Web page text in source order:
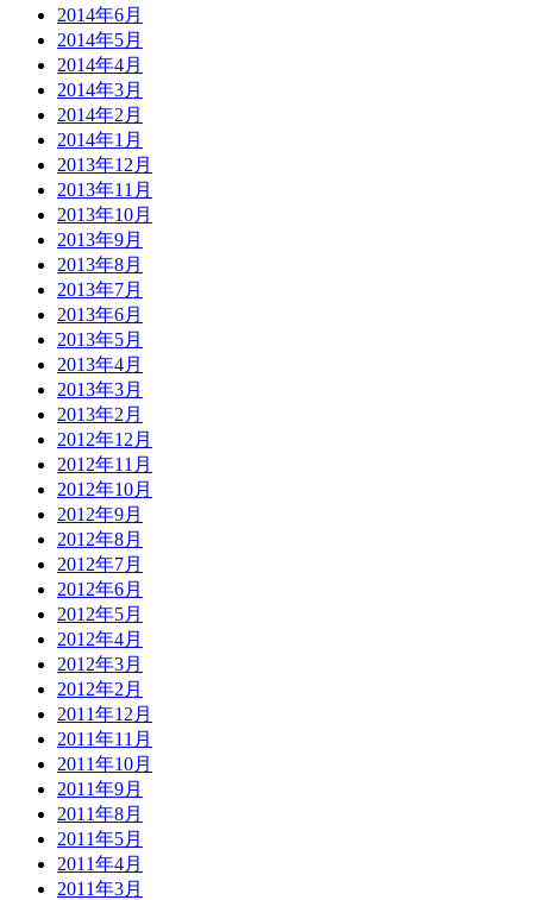
2014年6月
2014年5月
2014年4月
2014年3月
2014年2月
2014年1月
2013年12月
2013年11月
2013年10月
2013年9月
2013年8月
2013年7月
2013年6月
2013年5月
2013年4月
2013年3月
2013年2月
2012年12月
2012年11月
2012年10月
2012年9月
2012年8月
2012年7月
2012年6月
2012年5月
2012年4月
2012年3月
2012年2月
2011年12月
2011年11月
2011年10月
2011年9月
2011年8月
2011年5月
2011年4月
2011年3月